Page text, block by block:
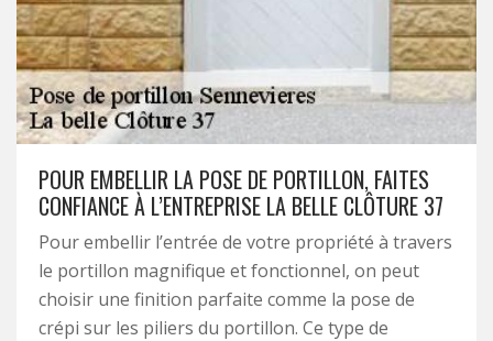
POUR EMBELLIR LA POSE DE PORTILLON, FAITES
CONFIANCE À L’ENTREPRISE LA BELLE CLÔTURE 37
Pour embellir l’entrée de votre propriété à travers
le portillon magnifique et fonctionnel, on peut
choisir une finition parfaite comme la pose de
crépi sur les piliers du portillon. Ce type de